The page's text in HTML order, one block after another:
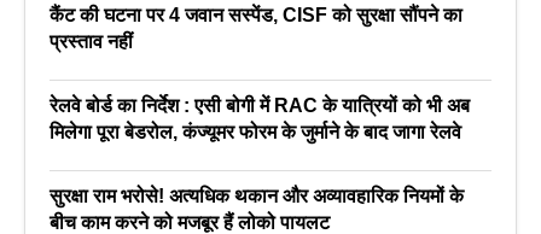
कैंट की घटना पर 4 जवान सस्पेंड, CISF को सुरक्षा सौंपने का
प्रस्ताव नहीं
रेलवे बोर्ड का निर्देश : एसी बोगी में RAC के यात्रियों को भी अब
मिलेगा पूरा बेडरोल, कंज्यूमर फोरम के जुर्माने के बाद जागा रेलवे
सुरक्षा राम भरोसे! अत्यधिक थकान और अव्यावहारिक नियमों के
बीच काम करने को मजबूर हैं लोको पायलट